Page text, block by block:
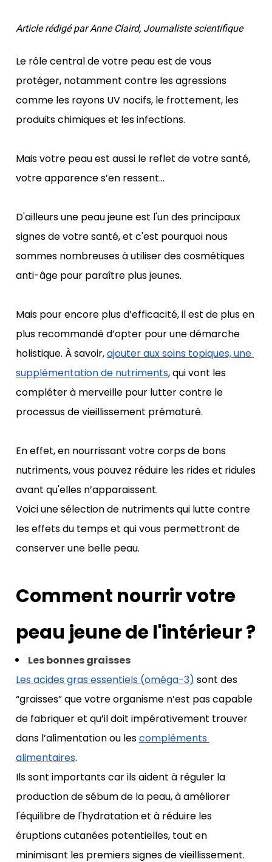
Article rédigé par Anne Claird, Journaliste scientifique
Le rôle central de votre peau est de vous
protéger, notamment contre les agressions
comme les rayons UV nocifs, le frottement, les
produits chimiques et les infections.
Mais votre peau est aussi le reflet de votre santé,
votre apparence s’en ressent…
D'ailleurs une peau jeune est l'un des principaux
signes de votre santé, et c'est pourquoi nous
sommes nombreuses à utiliser des cosmétiques
anti-âge pour paraître plus jeunes.
Mais pour encore plus d’efficacité, il est de plus en
plus recommandé d’opter pour une démarche
holistique. À savoir, ajouter aux soins topiques, une
supplémentation de nutriments, qui vont les
compléter à merveille pour lutter contre le
processus de vieillissement prématuré.
En effet, en nourrissant votre corps de bons
nutriments, vous pouvez réduire les rides et ridules
avant qu'elles n’apparaissent.
Voici une sélection de nutriments qui lutte contre
les effets du temps et qui vous permettront de
conserver une belle peau.
Comment nourrir votre
peau jeune de l'intérieur ?
Les bonnes graisses
Les acides gras essentiels (oméga-3) sont des
“graisses” que votre organisme n’est pas capable
de fabriquer et qu’il doit impérativement trouver
dans l’alimentation ou les compléments
alimentaires.
Ils sont importants car ils aident à réguler la
production de sébum de la peau, à améliorer
l'équilibre de l'hydratation et à réduire les
éruptions cutanées potentielles, tout en
minimisant les premiers signes de vieillissement.